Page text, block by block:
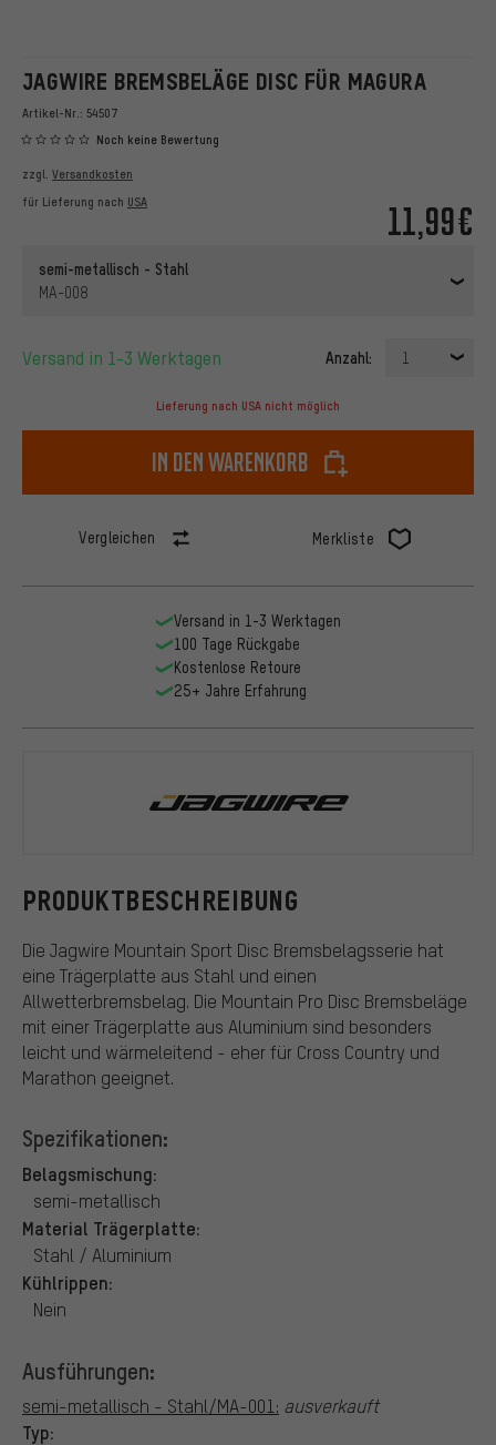
JAGWIRE BREMSBELÄGE DISC FÜR MAGURA
Artikel-Nr.: 54507
Noch keine Bewertung
11,99€
zzgl. Versandkosten
für Lieferung nach USA
semi-metallisch - Stahl
MA-008
Versand in 1-3 Werktagen Anzahl: 1
Lieferung nach USA nicht möglich
In den Warenkorb
Vergleichen Merkliste
PRODUKTBESCHREIBUNG
Die Jagwire Mountain Sport Disc Bremsbelagsserie hat
eine Trägerplatte aus Stahl und einen
Allwetterbremsbelag. Die Mountain Pro Disc Bremsbeläge
mit einer Trägerplatte aus Aluminium sind besonders
leicht und wärmeleitend - eher für Cross Country und
Marathon geeignet.
Spezifikationen:
Belagsmischung:
semi-metallisch
Material Trägerplatte:
Stahl / Aluminium
Kühlrippen:
Nein
Ausführungen:
semi-metallisch - Stahl/MA-001: ausverkauft
Typ:
Versand in 1-3 Werktagen
100 Tage Rückgabe
Kostenlose Retoure
25+ Jahre Erfahrung